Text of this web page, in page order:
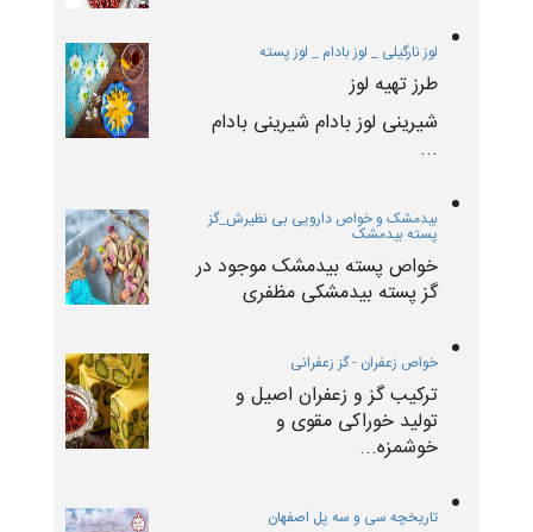
لوز نارگیلی _ لوز بادام _ لوز پسته
طرز تهیه لوز
شیرینی لوز بادام شیرینی بادام
...
بیدمشک و خواص دارویی بی نظیرش_گز
پسته بیدمشک
خواص پسته بیدمشک موجود در
گز پسته بیدمشکی مظفری
خواص زعفران - گز زعفرانی
ترکیب گز و زعفران اصیل و
تولید خوراکی مقوی و
خوشمزه...
تاریخچه سی و سه پل اصفهان